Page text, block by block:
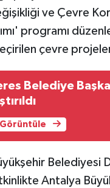
ve Çevre
programı
çevre projeleri
Belediye
Belediyesi
Antalya